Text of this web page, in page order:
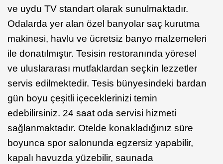
ve uydu TV standart olarak sunulmaktadır.
Odalarda yer alan özel banyolar saç kurutma
makinesi, havlu ve ücretsiz banyo malzemeleri
ile donatılmıştır. Tesisin restoranında yöresel
ve uluslararası mutfaklardan seçkin lezzetler
servis edilmektedir. Tesis bünyesindeki bardan
gün boyu çeşitli içeceklerinizi temin
edebilirsiniz. 24 saat oda servisi hizmeti
sağlanmaktadır. Otelde konakladığınız süre
boyunca spor salonunda egzersiz yapabilir,
kapalı havuzda yüzebilir, saunada